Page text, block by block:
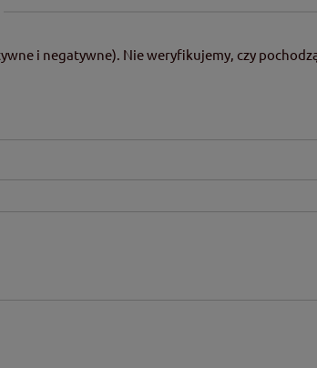
i negatywne). Nie weryfikujemy, czy